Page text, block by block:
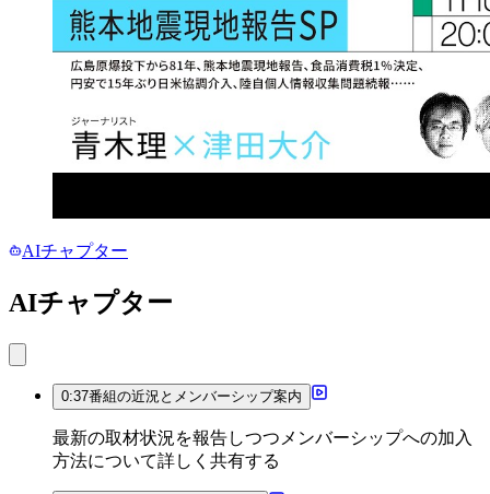
AIチャプター
AIチャプター
0:37番組の近況とメンバーシップ案内
最新の取材状況を報告しつつメンバーシップへの加入
方法について詳しく共有する